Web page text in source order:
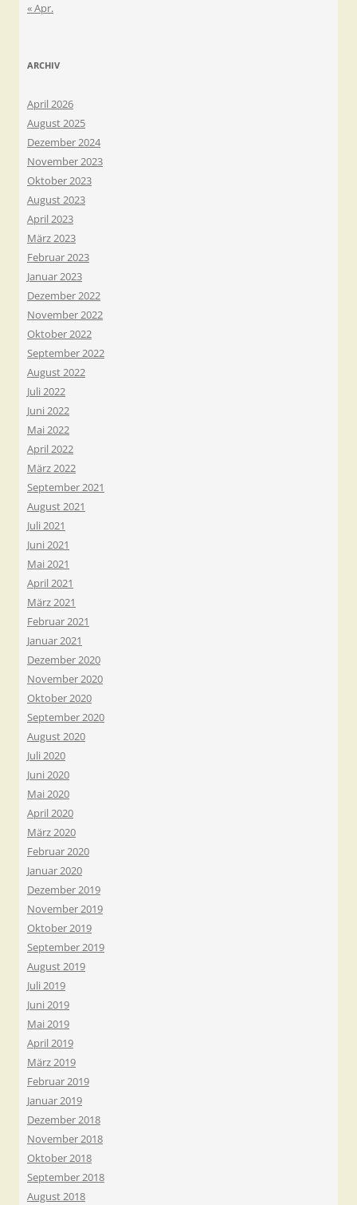
« Apr.
ARCHIV
April 2026
August 2025
Dezember 2024
November 2023
Oktober 2023
August 2023
April 2023
März 2023
Februar 2023
Januar 2023
Dezember 2022
November 2022
Oktober 2022
September 2022
August 2022
Juli 2022
Juni 2022
Mai 2022
April 2022
März 2022
September 2021
August 2021
Juli 2021
Juni 2021
Mai 2021
April 2021
März 2021
Februar 2021
Januar 2021
Dezember 2020
November 2020
Oktober 2020
September 2020
August 2020
Juli 2020
Juni 2020
Mai 2020
April 2020
März 2020
Februar 2020
Januar 2020
Dezember 2019
November 2019
Oktober 2019
September 2019
August 2019
Juli 2019
Juni 2019
Mai 2019
April 2019
März 2019
Februar 2019
Januar 2019
Dezember 2018
November 2018
Oktober 2018
September 2018
August 2018